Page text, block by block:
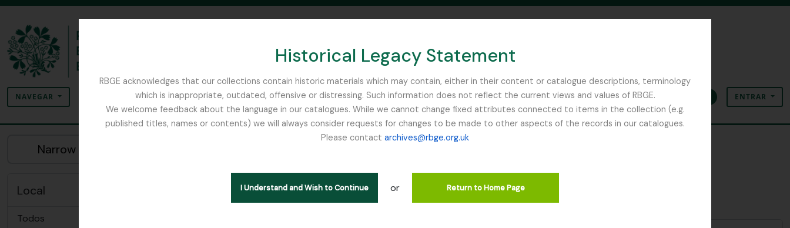
Historical Legacy Statement
RBGE acknowledges that our collections contain historic materials which may contain, either in their content or catalogue descriptions, terminology
which is inappropriate, outdated, offensive or distressing. Such information does not reflect the current views and values of RBGE.
We welcome feedback about the language in our catalogues. While we cannot change fixed attributes connected to items in the collection (e.g.
published titles, names or contents) we will always consider requests for changes to be made to other aspects of the records in our catalogues.
Please contact archives@rbge.org.uk
I Understand and Wish to Continue or Return to Home Page
NAVEGAR Pesquisar
SEARCH OPTIONS SEARCH IN BROWSE PAGE
Área de transferência
Idioma Ligações rápidas
ENTRAR
Narrow your results by:
Local
Todos
Fechar
Remove filter:
Apenas descrições de nível superior Remove filter:
Russia